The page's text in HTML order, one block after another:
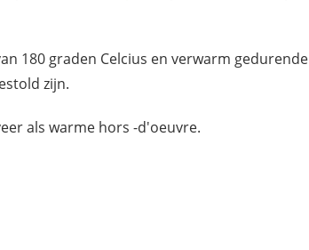
180 graden Celcius en verwarm gedurende
zijn.
als warme hors -d'oeuvre.